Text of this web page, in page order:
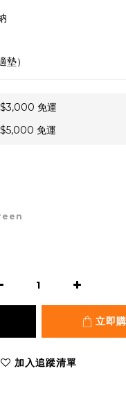
）
免運
免運
立即
加入追蹤清單